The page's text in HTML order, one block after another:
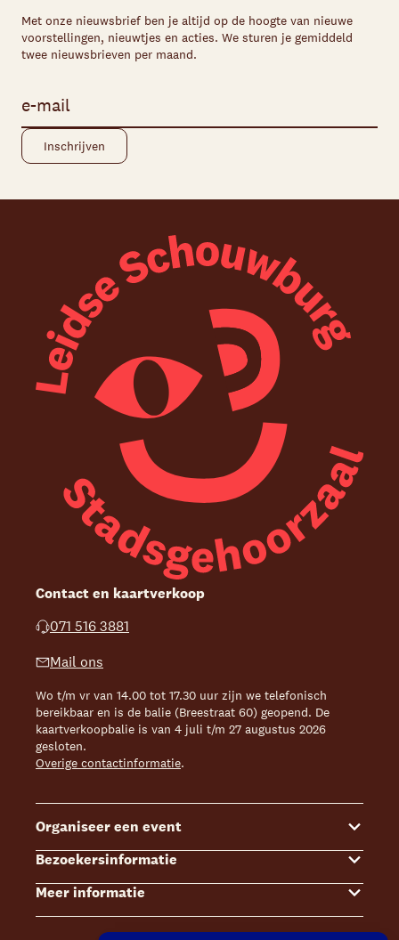
Met onze nieuwsbrief ben je altijd op de hoogte van nieuwe
voorstellingen, nieuwtjes en acties. We sturen je gemiddeld
twee nieuwsbrieven per maand.
Contact en kaartverkoop
071 516 3881
Mail ons
Wo t/m vr van 14.00 tot 17.30 uur zijn we telefonisch
bereikbaar en is de balie (Breestraat 60) geopend. De
kaartverkoopbalie is van 4 juli t/m 27 augustus 2026
gesloten.
Overige contactinformatie.
Organiseer een event
Events
Zalenoverzicht
Bezoekersinformatie
Kaartverkoop
Meer informatie